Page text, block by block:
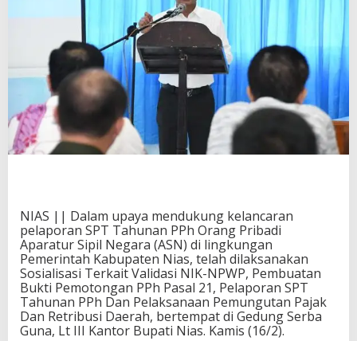
NIAS || Dalam upaya mendukung kelancaran
pelaporan SPT Tahunan PPh Orang Pribadi
Aparatur Sipil Negara (ASN) di lingkungan
Pemerintah Kabupaten Nias, telah dilaksanakan
Sosialisasi Terkait Validasi NIK-NPWP, Pembuatan
Bukti Pemotongan PPh Pasal 21, Pelaporan SPT
Tahunan PPh Dan Pelaksanaan Pemungutan Pajak
Dan Retribusi Daerah, bertempat di Gedung Serba
Guna, Lt III Kantor Bupati Nias. Kamis (16/2).